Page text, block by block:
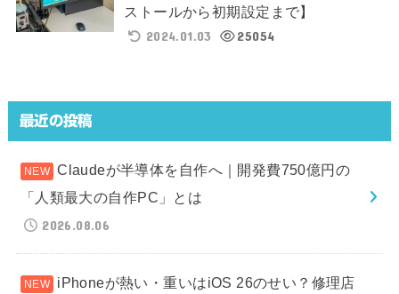
ストールから初期設定まで】
2024.01.03
25054
最近の投稿
Claudeが半導体を自作へ｜開発費750億円の
「人類最大の自作PC」とは
2026.08.06
iPhoneが熱い・重いはiOS 26のせい？修理店